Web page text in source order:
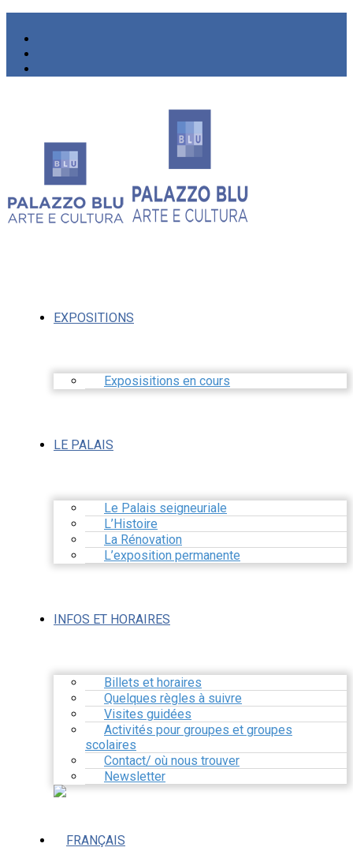
EXPOSITIONS
Exposisitions en cours
LE PALAIS
Le Palais seigneuriale
L’Histoire
La Rénovation
L’exposition permanente
INFOS ET HORAIRES
Billets et horaires
Quelques règles à suivre
Visites guidées
Activités pour groupes et groupes
scolaires
Contact/ où nous trouver
Newsletter